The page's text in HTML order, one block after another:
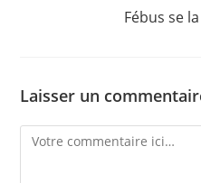
Fébus se
Laisser un